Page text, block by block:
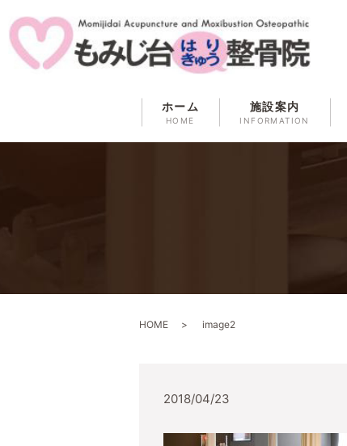
ホーム
HOME
施設案内
INFORMATION
HOME image2
2018/04/23